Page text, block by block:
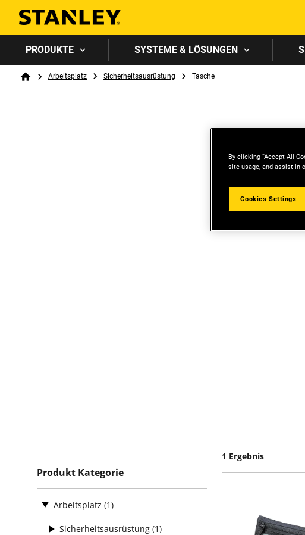
PRODUKTE SYSTEME & LÖSUNGEN
Breadcrumb
HomeArbeitsplatz Sicherheitsausrüstung Tasche
Produkt Kategorie
Arbeitsplatz (1)
Sicherheitsausrüstung (1)
1 Ergebnis
By clicking “Accept All
site usage, and assist in
Cookies Settings